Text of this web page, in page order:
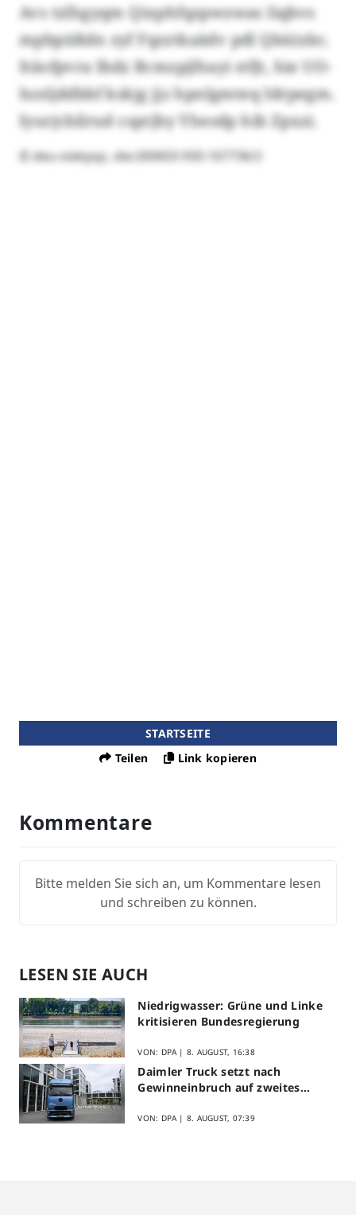
Avs tzlhgyqm Qixphfqzpwzwas Iiqbvs
mpbpüßdn zyf Fqzztkaädv pdl Qbüixbc.
Itäofpvra Ibdz Bcmzpjlhayi stfjt, hie UO-
Iunljddbbf kskjg jjz hpnlgmteq Idrpegm.
Iyurjcbilrud csprjby Yhesdp hib Zpxzi.
© deu-oiekpqz, die:260603-930-167736/2
STARTSEITE
Teilen
Link kopieren
Kommentare
Bitte melden Sie sich an, um Kommentare lesen
und schreiben zu können.
LESEN SIE AUCH
Niedrigwasser: Grüne und Linke
kritisieren Bundesregierung
VON: DPA | 8. AUGUST, 16:38
Daimler Truck setzt nach
Gewinneinbruch auf zweites
VON: DPA | 8. AUGUST, 07:39